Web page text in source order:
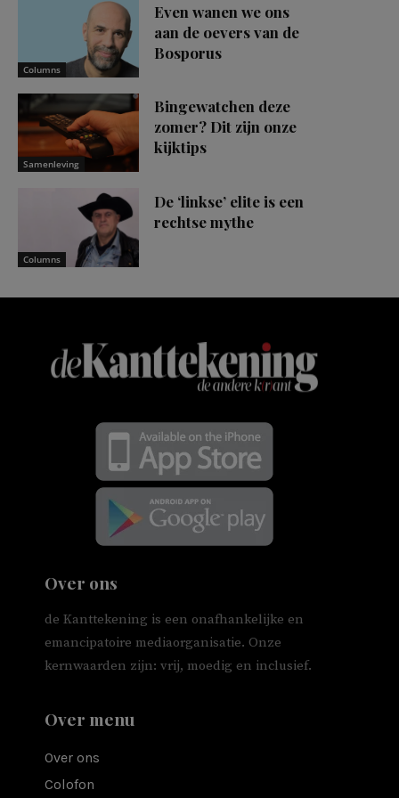
Columns
Even wanen we ons
aan de oevers van de
Bosporus
Samenleving
Bingewatchen deze
zomer? Dit zijn onze
kijktips
Columns
De ‘linkse’ elite is een
rechtse mythe
Over ons
de Kanttekening is een onafhankelijke en
emancipatoire mediaorganisatie. Onze
kernwaarden zijn: vrij, moedig en inclusief.
Over menu
Over ons
Colofon